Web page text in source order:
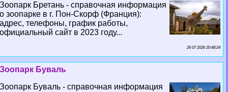
Зоопарк Бретань - справочная информация
о зоопарке в г. Пон-Скорф (Франция):
адрес, телефоны, график работы,
официальный сайт в 2023 году...
26 07 2026 20:48:24
Зоопарк Буваль
Зоопарк Буваль - справочная информация